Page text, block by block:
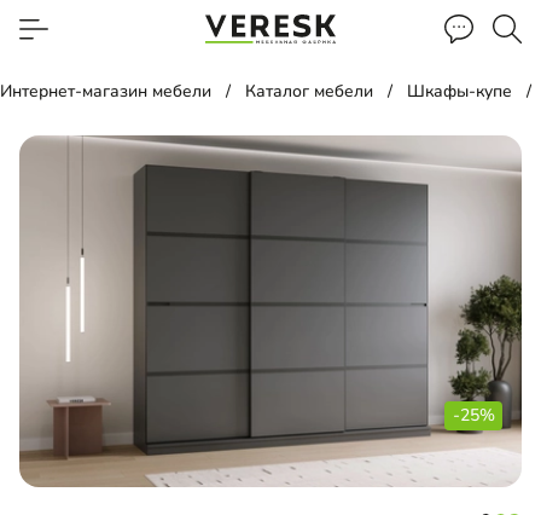
Интернет-магазин мебели Каталог мебели Шкафы-купе
-25%